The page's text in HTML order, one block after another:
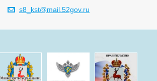
s8_kst@mail.52gov.ru